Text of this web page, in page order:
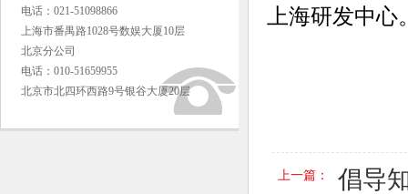
电话：021-51098866
上海市番禺路1028号数娱大厦10层
北京分公司
电话：010-51659955
北京市北四环西路9号银谷大厦20层
上海研发中心
上一篇： 倡导